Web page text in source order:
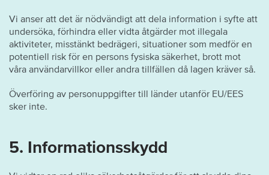
Vi anser att det är nödvändigt att dela information i syfte att
undersöka, förhindra eller vidta åtgärder mot illegala
aktiviteter, misstänkt bedrägeri, situationer som medför en
potentiell risk för en persons fysiska säkerhet, brott mot
våra användarvillkor eller andra tillfällen då lagen kräver så.
Överföring av personuppgifter till länder utanför EU/EES
sker inte.
5. Informationsskydd